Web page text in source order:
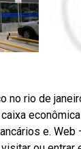
rio de
e.